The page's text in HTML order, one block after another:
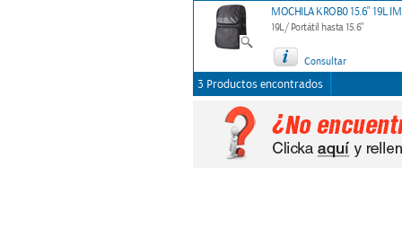
MOCHILA KROB0 15.6" 19L
19L/ Portátil hasta 15.6"
Consultar
3 Productos encontrados